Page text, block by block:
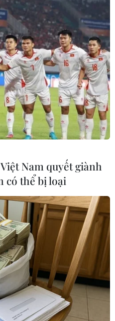
Nam quyết giành
có thể bị loại